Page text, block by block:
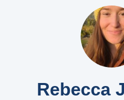
Rebecca